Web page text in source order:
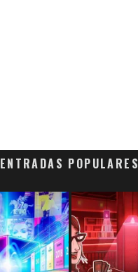
ENTRADAS POPULARES